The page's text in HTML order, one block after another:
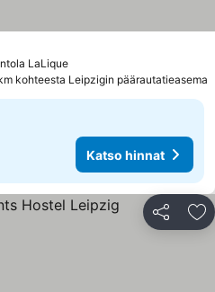
LaLique
kohteesta Leipzigin päärautatieasema
Katso hinnat
Jaa